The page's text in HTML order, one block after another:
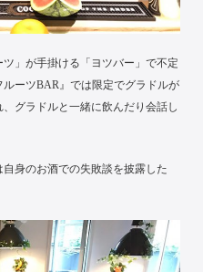
」が手掛ける「ヨツバー」で不定
ーツBAR』では限定でグラドルが
グラドルと一緒に飲んだり会話し
身のお酒での失敗談を披露した